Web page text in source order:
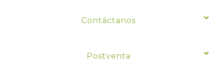
Contáctanos
Postventa